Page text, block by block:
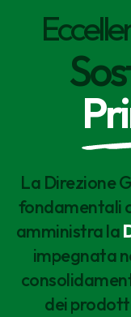
La Direzione
fondamentali
amministra la
impegnata
dei